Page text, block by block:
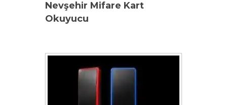
Nevşehir Mifare Kart
Okuyucu